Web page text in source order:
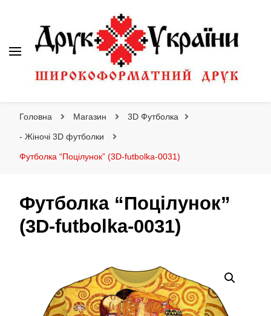
Головна Магазин 3D Футболка
- Жіночі 3D футболки
Футболка “Поцілунок” (3D-futbolka-0031)
Футболка “Поцілунок”
(3D-futbolka-0031)